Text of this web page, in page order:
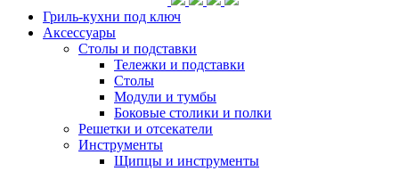
Гриль-кухни под ключ
Аксессуары
Столы и подставки
Тележки и подставки
Столы
Модули и тумбы
Боковые столики и полки
Решетки и отсекатели
Инструменты
Щипцы и инструменты